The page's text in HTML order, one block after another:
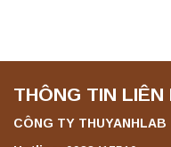
THÔNG TIN LIÊN
CÔNG TY THUYANHLAB